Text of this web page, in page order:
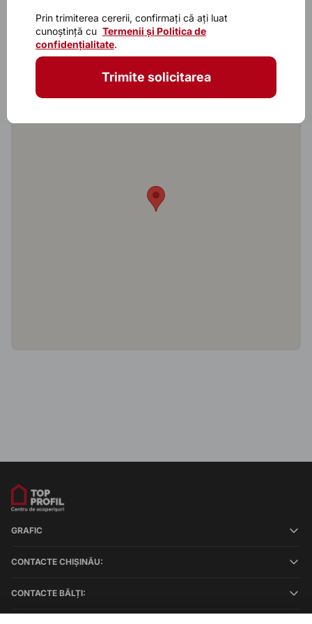
Caracteristicile principalele
Model
GRAFIC
CONTACTE CHIȘINĂU:
CONTACTE BĂLȚI:
Prin trimiterea cererii, confirmați că ați luat
cunoștință cu Termenii și Politica de
confidențialitate.
Trimite solicitarea